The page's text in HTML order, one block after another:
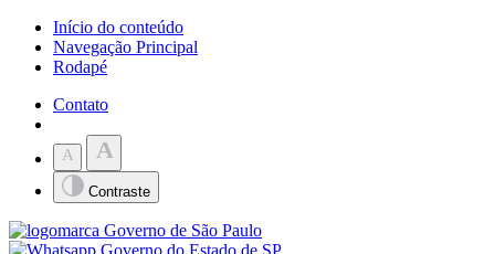
Início do conteúdo
Navegação Principal
Rodapé
Contato
A A
Contraste